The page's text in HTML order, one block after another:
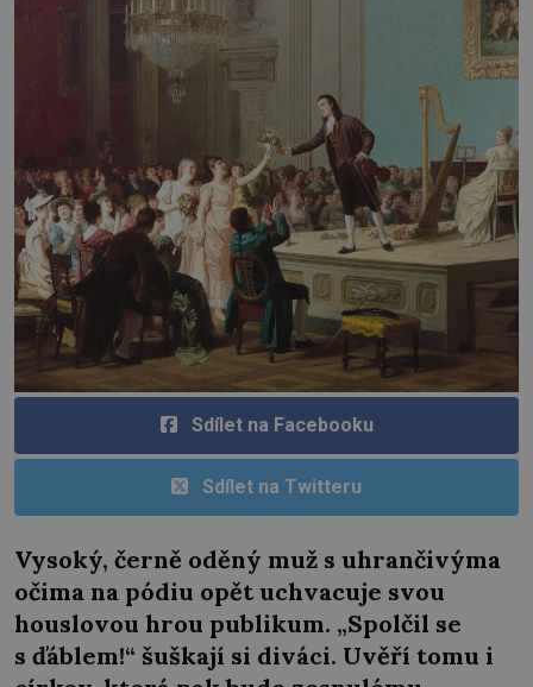
Sdílet na Facebooku
Sdílet na Twitteru
Vysoký, černě oděný muž s uhrančivýma
očima na pódiu opět uchvacuje svou
houslovou hrou publikum. „Spolčil se
s ďáblem!“ šuškají si diváci. Uvěří tomu i